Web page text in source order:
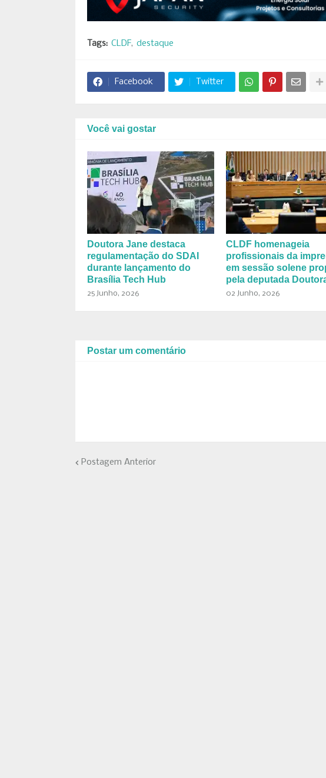
Tags: CLDF destaque
Facebook Twitter
Você vai gostar
Doutora Jane destaca
regulamentação do SDAI
durante lançamento do
Brasília Tech Hub
25 Junho, 2026
CLDF homenageia
profissionais da
em sessão solene
pela deputada
02 Junho, 2026
Postar um comentário
Postagem Anterior